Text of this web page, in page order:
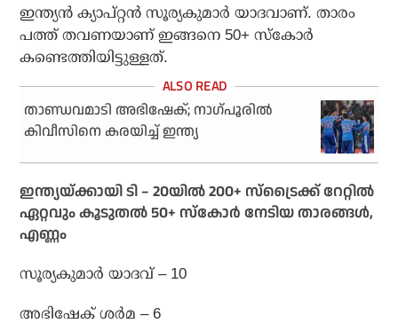
ഇന്ത്യന്‍ ക്യാപ്റ്റന്‍ സൂര്യകുമാര്‍ യാദവാണ്. താരം
പത്ത് തവണയാണ് ഇങ്ങനെ 50+ സ്‌കോര്‍
കണ്ടെത്തിയിട്ടുള്ളത്.
താണ്ഡവമാടി അഭിഷേക്; നാഗ്പൂരില്‍
കിവീസിനെ കരയിച്ച് ഇന്ത്യ
ഇന്ത്യയ്ക്കായി ടി – 20യില്‍ 200+ സ്‌ട്രൈക്ക് റേറ്റില്‍
ഏറ്റവും കൂടുതല്‍ 50+ സ്‌കോര്‍ നേടിയ താരങ്ങള്‍,
എണ്ണം
സൂര്യകുമാര്‍ യാദവ് – 10
അഭിഷേക് ശര്‍മ – 6